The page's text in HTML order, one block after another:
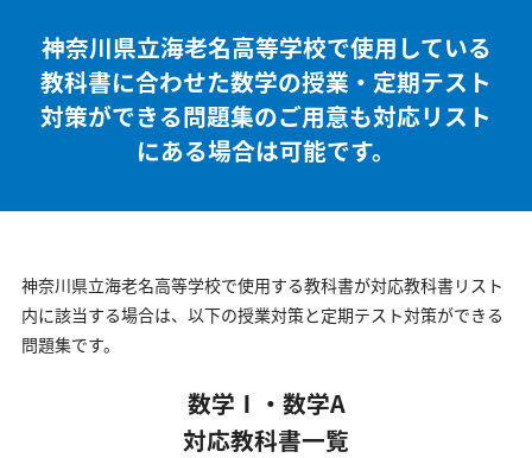
神奈川県立海老名高等学校で使用している
教科書に合わせた数学の授業・定期テスト
対策ができる問題集のご用意も対応リスト
にある場合は可能です。
神奈川県立海老名高等学校で使用する教科書が対応教科書リスト
内に該当する場合は、以下の授業対策と定期テスト対策ができる
問題集です。
数学Ⅰ・数学A
対応教科書一覧